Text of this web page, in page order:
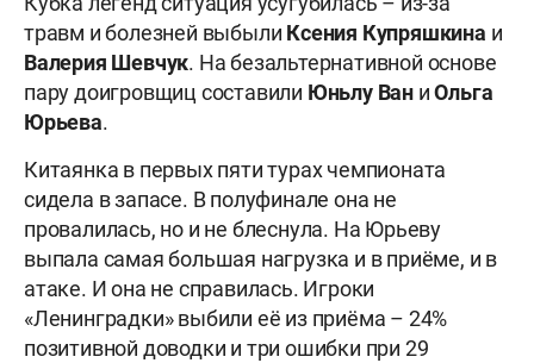
травм и болезней выбыли Ксения Купряшкина и
Валерия Шевчук. На безальтернативной основе
пару доигровщиц составили Юньлу Ван иОльга
Юрьева.
Китаянка в первых пяти турах чемпионата
сидела в запасе. В полуфинале она не
провалилась, но и не блеснула. На Юрьеву
выпала самая большая нагрузка и в приёме, и в
атаке. И она не справилась. Игроки
«Ленинградки» выбили её из приёма – 24%
позитивной доводки и три ошибки при 29